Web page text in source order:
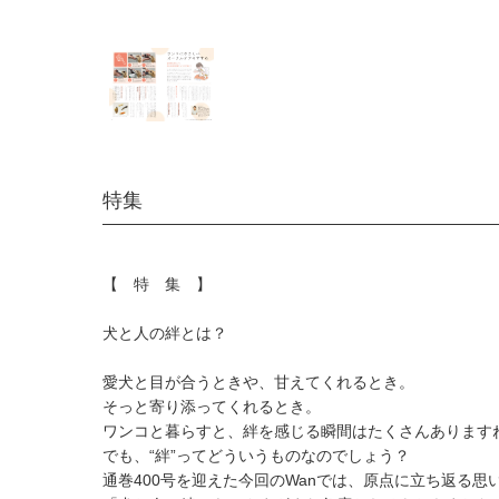
特集
【 特 集 】
犬と人の絆とは？
愛犬と目が合うときや、甘えてくれるとき。
そっと寄り添ってくれるとき。
ワンコと暮らすと、絆を感じる瞬間はたくさんあります
でも、“絆”ってどういうものなのでしょう？
通巻400号を迎えた今回のWanでは、原点に立ち返る思